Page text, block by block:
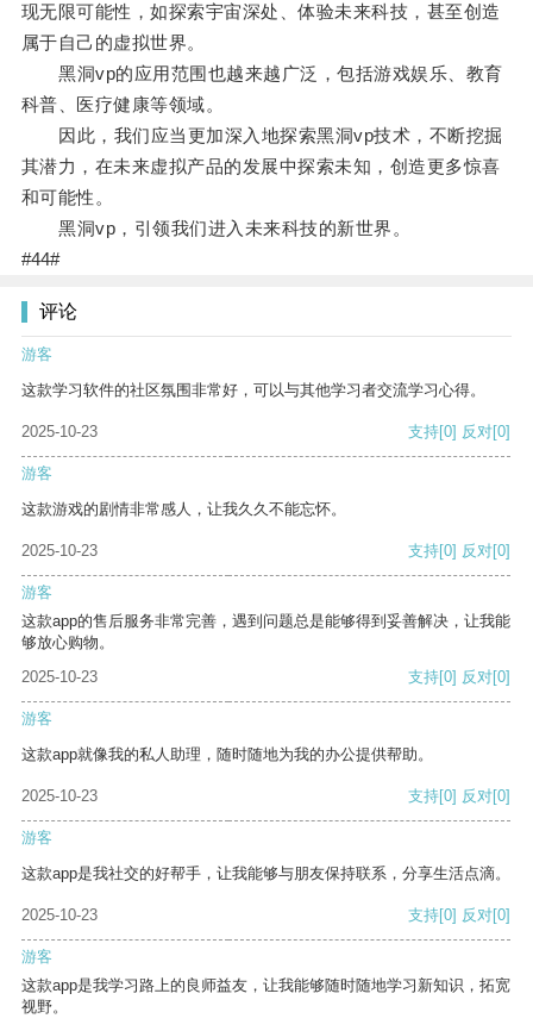
现无限可能性，如探索宇宙深处、体验未来科技，甚至创造
属于自己的虚拟世界。
黑洞vp的应用范围也越来越广泛，包括游戏娱乐、教育
科普、医疗健康等领域。
因此，我们应当更加深入地探索黑洞vp技术，不断挖掘
其潜力，在未来虚拟产品的发展中探索未知，创造更多惊喜
和可能性。
黑洞vp，引领我们进入未来科技的新世界。
#44#
评论
游客
这款学习软件的社区氛围非常好，可以与其他学习者交流学习心得。
2025-10-23 支持[0] 反对[0]
游客
这款游戏的剧情非常感人，让我久久不能忘怀。
2025-10-23 支持[0] 反对[0]
游客
这款app的售后服务非常完善，遇到问题总是能够得到妥善解决，让我能
够放心购物。
2025-10-23
支持[0] 反对[0]
游客
这款app就像我的私人助理，随时随地为我的办公提供帮助。
2025-10-23 支持[0] 反对[0]
游客
这款app是我社交的好帮手，让我能够与朋友保持联系，分享生活点滴。
2025-10-23 支持[0] 反对[0]
游客
这款app是我学习路上的良师益友，让我能够随时随地学习新知识，拓宽
视野。